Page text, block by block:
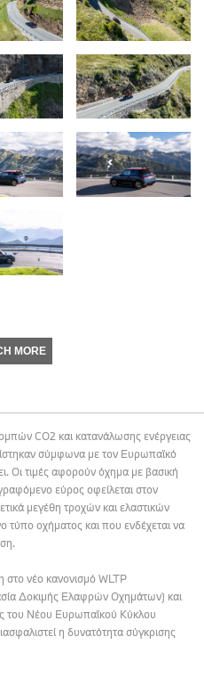
MORE
CO2 και κατανάλωσης ενέργειας
σύμφωνα με τον Ευρωπαϊκό
Οι τιμές αφορούν όχημα με βασική
εύρος οφείλεται στον
μεγέθη τροχών και ελαστικών
τύπο οχήματος και που ενδέχεται να
στο νέο κανονισμό WLTP
Δοκιμής Ελαφρών Οχημάτων) και
του Νέου Ευρωπαϊκού Κύκλου
η δυνατότητα σύγκρισης